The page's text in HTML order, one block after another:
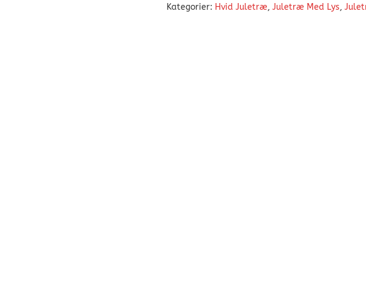
Kategorier: Hvid Juletræ, Juletræ Med Lys,